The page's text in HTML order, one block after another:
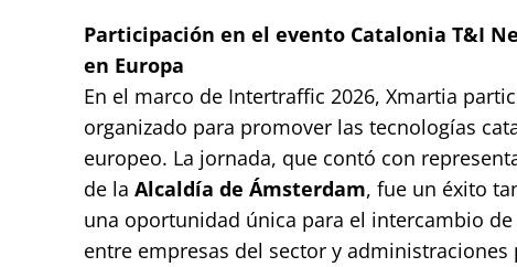
Participación en el evento Catalonia T&I
en Europa
En el marco de Intertraffic 2026, Xmartia
organizado para promover las tecnologías
europeo. La jornada, que contó con
de la Alcaldía de Ámsterdam, fue un éxito
una oportunidad única para el intercambio
entre empresas del sector y administraciones